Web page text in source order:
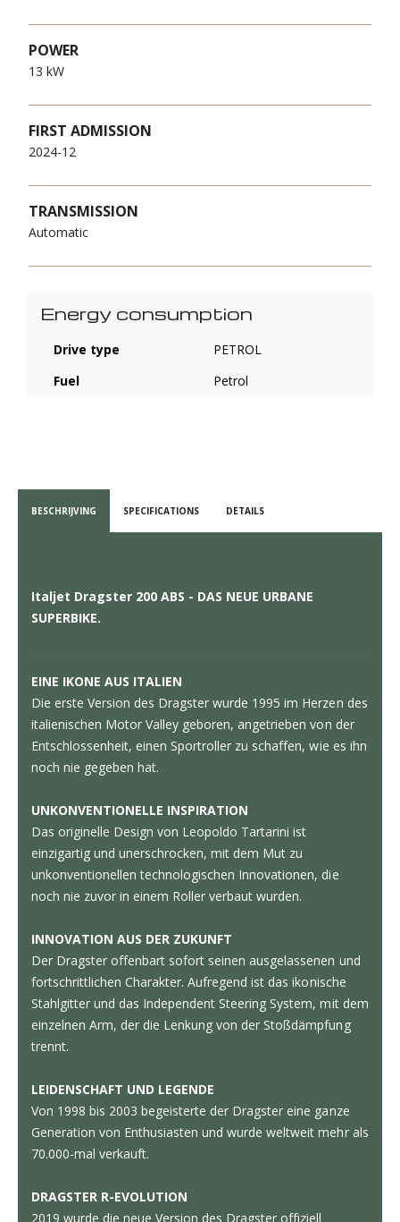
POWER
13 kW
FIRST ADMISSION
2024-12
TRANSMISSION
Automatic
Energy consumption
Drive type
PETROL
Fuel
Petrol
BESCHRIJVING SPECIFICATIONS DETAILS
Italjet Dragster 200 ABS - DAS NEUE URBANE
SUPERBIKE.
EINE IKONE AUS ITALIEN
Die erste Version des Dragster wurde 1995 im Herzen des
italienischen Motor Valley geboren, angetrieben von der
Entschlossenheit, einen Sportroller zu schaffen, wie es ihn
noch nie gegeben hat.
UNKONVENTIONELLE INSPIRATION
Das originelle Design von Leopoldo Tartarini ist
einzigartig und unerschrocken, mit dem Mut zu
unkonventionellen technologischen Innovationen, die
noch nie zuvor in einem Roller verbaut wurden.
INNOVATION AUS DER ZUKUNFT
Der Dragster offenbart sofort seinen ausgelassenen und
fortschrittlichen Charakter. Aufregend ist das ikonische
Stahlgitter und das Independent Steering System, mit dem
einzelnen Arm, der die Lenkung von der Stoßdämpfung
trennt.
LEIDENSCHAFT UND LEGENDE
Von 1998 bis 2003 begeisterte der Dragster eine ganze
Generation von Enthusiasten und wurde weltweit mehr als
70.000-mal verkauft.
DRAGSTER R-EVOLUTION
2019 wurde die neue Version des Dragster offiziell